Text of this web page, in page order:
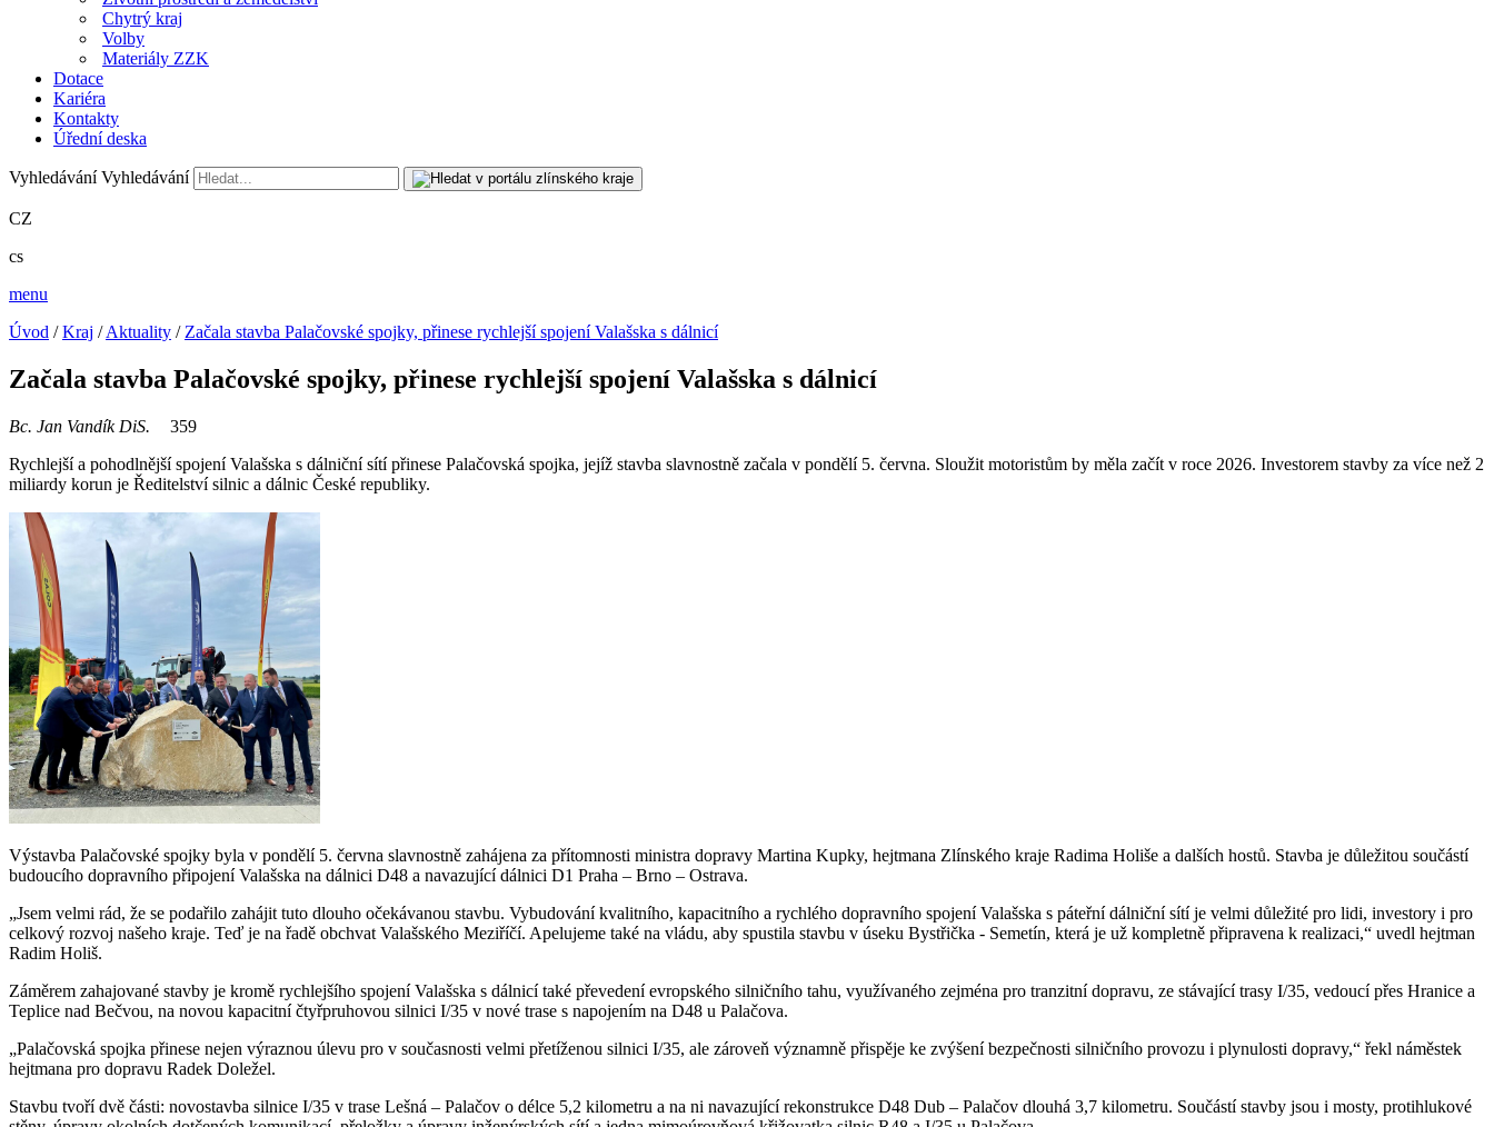
Chytrý kraj
Volby
Materiály ZZK
Dotace
Kariéra
Kontakty
Úřední deska
Vyhledávání Vyhledávání
CZ
cs
menu
Úvod /Kraj /Aktuality / Začala stavba Palačovské spojky, přinese rychlejší spojení Valašska s dálnicí
Začala stavba Palačovské spojky, přinese rychlejší spojení Valašska s dálnicí
Bc. Jan Vandík DiS.
359
Rychlejší a pohodlnější spojení Valašska s dálniční sítí přinese Palačovská spojka, jejíž stavba slavnostně začala v pondělí 5. června. Sloužit motoristům by měla začít v roce 2026. Investorem stavby za více než 2
miliardy korun je Ředitelství silnic a dálnic České republiky.
Výstavba Palačovské spojky byla v pondělí 5. června slavnostně zahájena za přítomnosti ministra dopravy Martina Kupky, hejtmana Zlínského kraje Radima Holiše a dalších hostů. Stavba je důležitou součástí
budoucího dopravního připojení Valašska na dálnici D48 a navazující dálnici D1 Praha – Brno – Ostrava.
„Jsem velmi rád, že se podařilo zahájit tuto dlouho očekávanou stavbu. Vybudování kvalitního, kapacitního a rychlého dopravního spojení Valašska s páteřní dálniční sítí je velmi důležité pro lidi, investory i pro
celkový rozvoj našeho kraje. Teď je na řadě obchvat Valašského Meziříčí. Apelujeme také na vládu, aby spustila stavbu v úseku Bystřička - Semetín, která je už kompletně připravena k realizaci,“ uvedl hejtman
Radim Holiš.
Záměrem zahajované stavby je kromě rychlejšího spojení Valašska s dálnicí také převedení evropského silničního tahu, využívaného zejména pro tranzitní dopravu, ze stávající trasy I/35, vedoucí přes Hranice a
Teplice nad Bečvou, na novou kapacitní čtyřpruhovou silnici I/35 v nové trase s napojením na D48 u Palačova.
„Palačovská spojka přinese nejen výraznou úlevu pro v současnosti velmi přetíženou silnici I/35, ale zároveň významně přispěje ke zvýšení bezpečnosti silničního provozu i plynulosti dopravy,“ řekl náměstek
hejtmana pro dopravu Radek Doležel.
Stavbu tvoří dvě části: novostavba silnice I/35 v trase Lešná – Palačov o délce 5,2 kilometru a na ni navazující rekonstrukce D48 Dub – Palačov dlouhá 3,7 kilometru. Součástí stavby jsou i mosty, protihlukové